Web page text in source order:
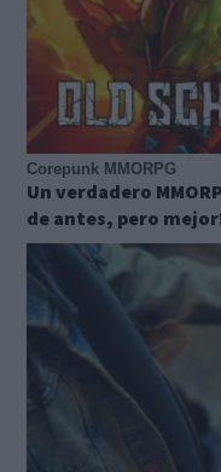
Corepunk MMORPG
Un verdadero
de antes, pero